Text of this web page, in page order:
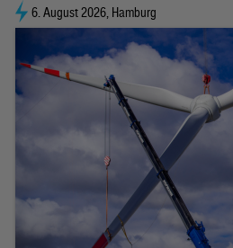
6. August 2026, Hamburg